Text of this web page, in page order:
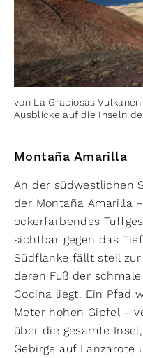
von La Graciosas
Ausblicke auf die Inseln
Montaña Amarilla
An der südwestlichen
der Montaña Amarilla
ockerfarbendes
sichtbar gegen das
Südflanke fällt steil
deren Fuß der
Cocina liegt. Ein Pfad
Meter hohen Gipfel –
über die gesamte
Gebirge auf Lanzarote